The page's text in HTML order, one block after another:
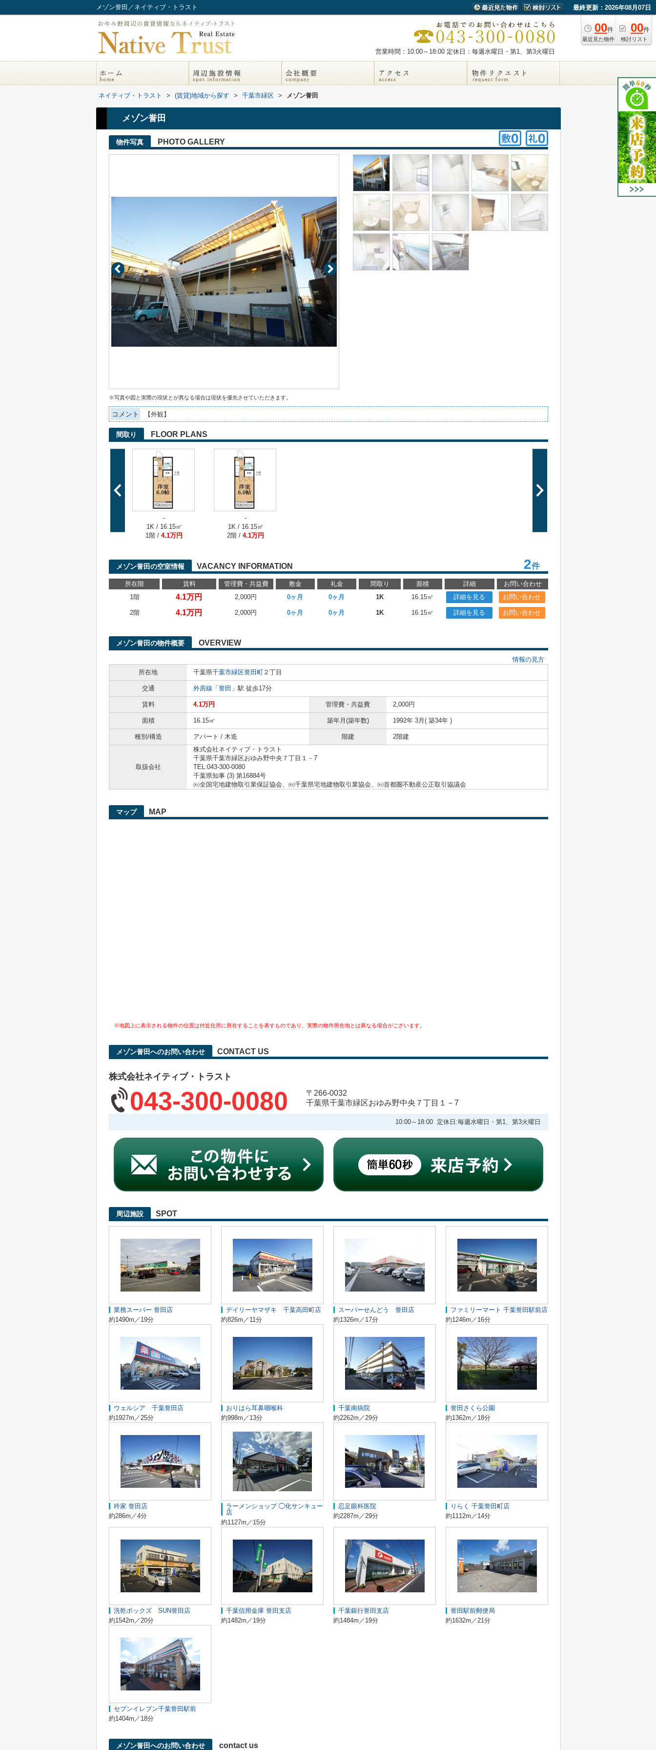
メゾン誉田／ネイティブ・トラスト 最終更新：2026年08月07日
00件
最近見た物件
00件
検討リスト
営業時間：10:00～18:00 定休日：毎週水曜日・第1、第3火曜日
ネイティブ・トラスト > (賃貸)地域から探す > 千葉市緑区 > メゾン誉田
メゾン誉田
物件写真 PHOTO GALLERY
※写真や図と実際の現状とが異なる場合は現状を優先させていただきます。
コメント 【外観】
間取り FLOOR PLANS
-
1K / 16.15㎡
1階 / 4.1万円
-
1K / 16.15㎡
2階 / 4.1万円
メゾン誉田の空室情報 VACANCY INFORMATION 2件
所在階 賃料 管理費・共益費 敷金 礼金 間取り 面積 詳細
お問い合わせ
1階
4.1万円 2,000円 0ヶ月 0ヶ月 1K 16.15㎡ 詳細を見る お問い合わせ
2階 4.1万円 2,000円 0ヶ月 0ヶ月 1K 16.15㎡ 詳細を見る お問い合わせ
メゾン誉田の物件概要 OVERVIEW
情報の見方
所在地
千葉県千葉市緑区誉田町 ２丁目
交通 外房線 「 誉田 」駅 徒歩17分
賃料 4.1万円 管理費・共益費 2,000円
面積 16.15㎡ 築年月(築年数) 1992年 3月( 築34年 )
種別/構造 アパート / 木造 階建 2階建
取扱会社
株式会社ネイティブ・トラスト
千葉県千葉市緑区おゆみ野中央７丁目１－7
TEL:043-300-0080
千葉県知事 (3) 第16884号
㈳全国宅地建物取引業保証協会、㈳千葉県宅地建物取引業協会、㈳首都圏不動産公正取引協議会
マップ MAP
※地図上に表示される物件の位置は付近住所に所在することを表すものであり、実際の物件所在地とは異なる場合がございます。
メゾン誉田へのお問い合わせ CONTACT US
株式会社ネイティブ・トラスト
043-300-0080
〒266-0032
千葉県千葉市緑区おゆみ野中央７丁目１－7
10:00～18:00 定休日:毎週水曜日・第1、第3火曜日
周辺施設 SPOT
業務スーパー 誉田店
約1490m／19分
デイリーヤマザキ 千葉高田町店
約826m／11分
スーパーせんどう 誉田店
約1326m／17分
ファミリーマート 千葉誉田駅前店
約1246m／16分
ウェルシア 千葉誉田店
約1927m／25分
おりはら耳鼻咽喉科
約998m／13分
千葉南病院
約2262m／29分
誉田さくら公園
約1362m／18分
吟家 誉田店
約286m／4分
ラーメンショップ ◯化サンキュー
店
約1127m／15分
忍足眼科医院
約2287m／29分
りらく 千葉誉田町店
約1112m／14分
洗乾ボックズ SUN誉田店
約1542m／20分
千葉信用金庫 誉田支店
約1482m／19分
千葉銀行誉田支店
約1484m／19分
誉田駅前郵便局
約1632m／21分
セブンイレブン千葉誉田駅前
約1404m／18分
メゾン誉田へのお問い合わせ contact us